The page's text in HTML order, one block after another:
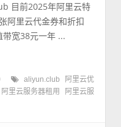
目前2025年阿里云特
阿里云代金券和折扣
宽38元一年 ...
aliyun.club
阿里云优
阿里云服务器租用
阿里云服